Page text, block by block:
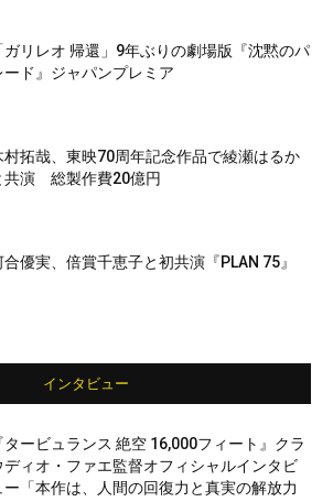
ガリレオ 帰還」9年ぶりの劇場版『沈黙のパ
ード』ジャパンプレミア
村拓哉、東映70周年記念作品で綾瀬はるか
共演 総製作費20億円
合優実、倍賞千恵子と初共演『PLAN 75』
インタビュー
タービュランス 絶空 16,000フィート』クラ
ディオ・ファエ監督オフィシャルインタビ
ー「本作は、人間の回復力と真実の解放力